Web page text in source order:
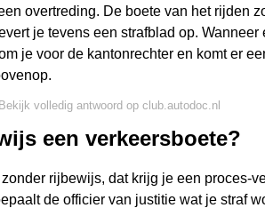
overtreding. De boete van het rijden
je tevens een strafblad op. Wanneer
je voor de kantonrechter en komt er
Bekijk volledig antwoord op club.autodoc.nl
een verkeersboete?
rijbewijs, dat krijg je een proces-
de officier van justitie wat je straf